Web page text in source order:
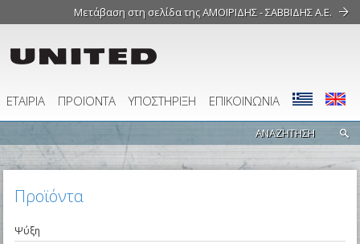
Μετάβαση στη σελίδα της ΑΜΟΙΡΙΔΗΣ - ΣΑΒΒΙΔΗΣ Α.Ε.
ΕΤΑΙΡΙΑ ΠΡΟΪΟΝΤΑ ΥΠΟΣΤΗΡΙΞΗ ΕΠΙΚΟΙΝΩΝΙΑ
Προϊόντα
Ψύξη